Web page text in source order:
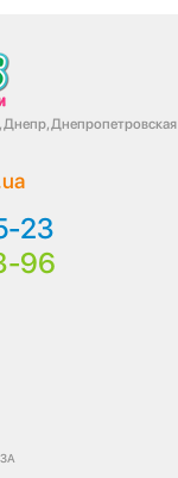
Днепр, Днепропетровская
23
96